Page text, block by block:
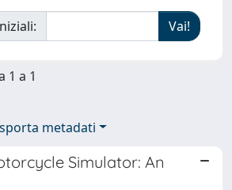
1 a 1
metadati
Simulator: An